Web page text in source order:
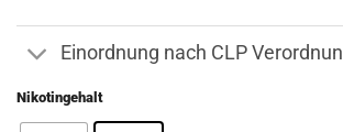
Einordnung nach CLP
Nikotingehalt